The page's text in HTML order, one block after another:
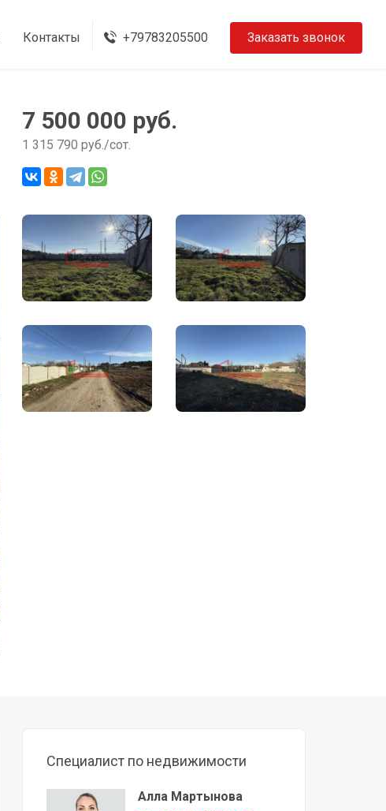
Контакты +79783205500 Заказать звонок
7 500 000 руб.
1 315 790 руб./сот.
Специалист по недвижимости
Алла Мартынова